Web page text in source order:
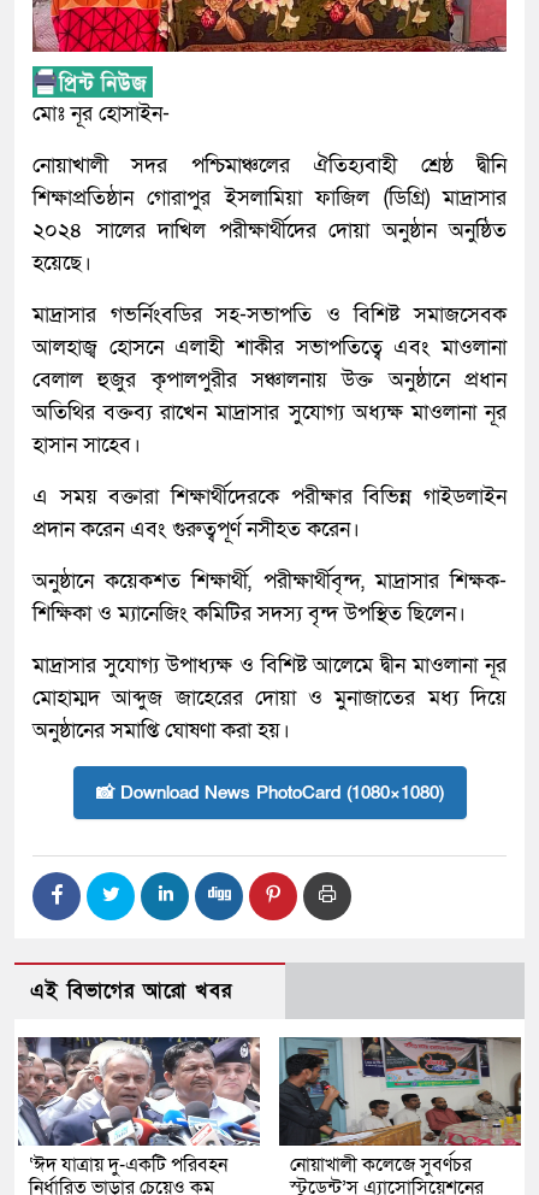
মোঃ নূর হোসাইন-
নোয়াখালী সদর পশ্চিমাঞ্চলের ঐতিহ্যবাহী শ্রেষ্ঠ দ্বীনি
শিক্ষাপ্রতিষ্ঠান গোরাপুর ইসলামিয়া ফাজিল (ডিগ্রি) মাদ্রাসার
২০২৪ সালের দাখিল পরীক্ষার্থীদের দোয়া অনুষ্ঠান অনুষ্ঠিত
হয়েছে।
মাদ্রাসার গভর্নিংবডির সহ-সভাপতি ও বিশিষ্ট সমাজসেবক
আলহাজ্ব হোসনে এলাহী শাকীর সভাপতিত্বে এবং মাওলানা
বেলাল হুজুর কৃপালপুরীর সঞ্চালনায় উক্ত অনুষ্ঠানে প্রধান
অতিথির বক্তব্য রাখেন মাদ্রাসার সুযোগ্য অধ্যক্ষ মাওলানা নূর
হাসান সাহেব।
এ সময় বক্তারা শিক্ষার্থীদেরকে পরীক্ষার বিভিন্ন গাইডলাইন
প্রদান করেন এবং গুরুত্বপূর্ণ নসীহত করেন।
অনুষ্ঠানে কয়েকশত শিক্ষার্থী, পরীক্ষার্থীবৃন্দ, মাদ্রাসার শিক্ষক-
শিক্ষিকা ও ম্যানেজিং কমিটির সদস্য বৃন্দ উপস্থিত ছিলেন।
মাদ্রাসার সুযোগ্য উপাধ্যক্ষ ও বিশিষ্ট আলেমে দ্বীন মাওলানা নূর
মোহাম্মদ আব্দুজ জাহেরের দোয়া ও মুনাজাতের মধ্য দিয়ে
অনুষ্ঠানের সমাপ্তি ঘোষণা করা হয়।
📸 Download News PhotoCard (1080×1080)
এই বিভাগের আরো খবর
‘ঈদ যাত্রায় দু-একটি পরিবহন
নির্ধারিত ভাড়ার চেয়েও কম
নোয়াখালী কলেজে সুবর্ণচর
স্টুডেন্ট’স এ্যাসোসিয়েশনের